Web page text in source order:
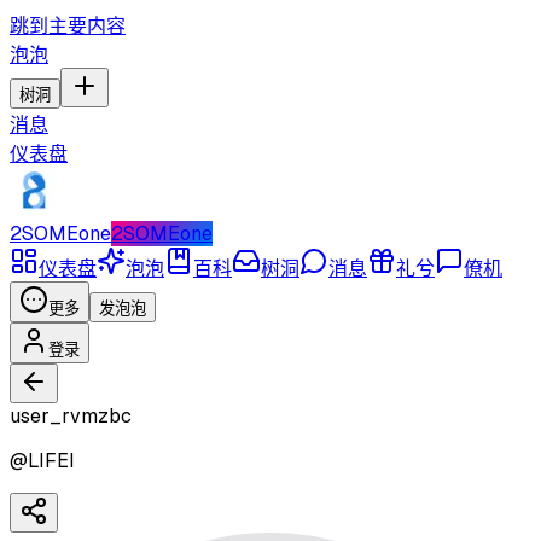
跳到主要内容
泡泡
树洞
消息
仪表盘
2SOMEone2SOMEone
仪表盘
泡泡 百科 树洞 消息 礼兮 僚机
更多 发泡泡
登录
user_rvmzbc
@LIFEI